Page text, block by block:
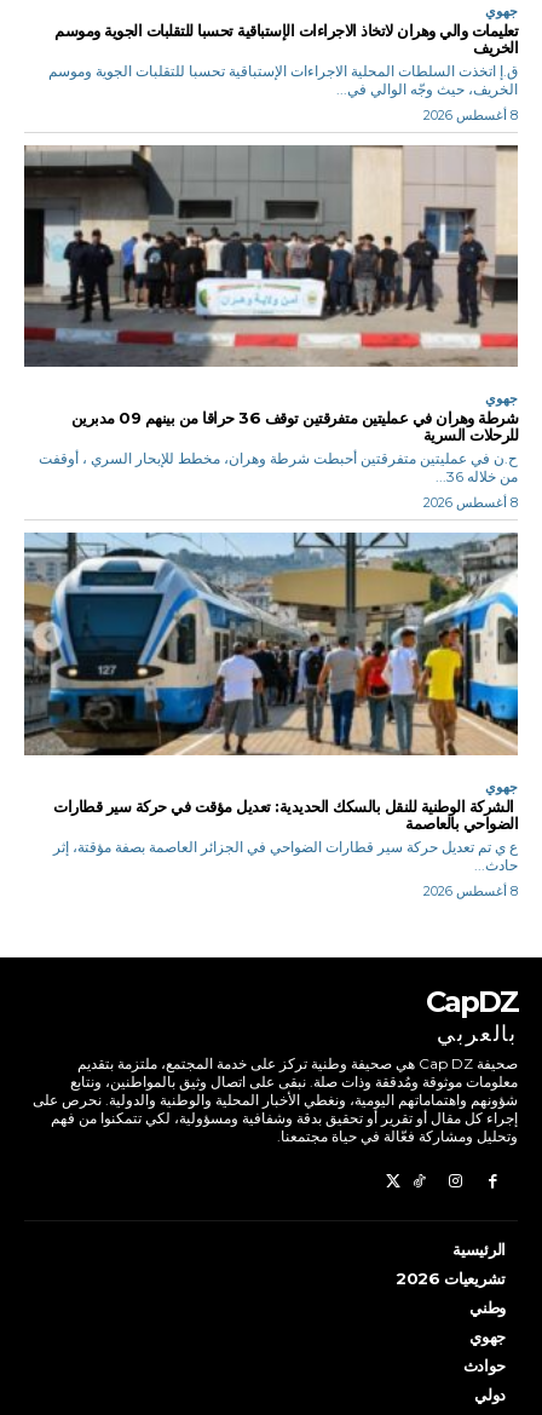
جهوي
تعليمات والي وهران لاتخاذ الاجراءات الإستباقية تحسبا للتقلبات الجوية وموسم
الخريف
ق.إ اتخذت السلطات المحلية الاجراءات الإستباقية تحسبا للتقلبات الجوية وموسم
الخريف، حيث وجّه الوالي في...
8 أغسطس 2026
جهوي
شرطة وهران في عمليتين متفرقتين توقف 36 حراقا من بينهم 09 مدبرين
للرحلات السرية
ح.ن في عمليتين متفرقتين أحبطت شرطة وهران، مخطط للإبحار السري ، أوقفت
من خلاله 36...
8 أغسطس 2026
جهوي
الشركة الوطنية للنقل بالسكك الحديدية: تعديل مؤقت في حركة سير قطارات
الضواحي بالعاصمة
ع ي تم تعديل حركة سير قطارات الضواحي في الجزائر العاصمة بصفة مؤقتة، إثر
حادث...
8 أغسطس 2026
CapDZ
بالعربي
صحيفة Cap DZ هي صحيفة وطنية تركز على خدمة المجتمع، ملتزمة بتقديم
معلومات موثوقة ومُدققة وذات صلة. نبقى على اتصال وثيق بالمواطنين، ونتابع
شؤونهم واهتماماتهم اليومية، ونغطي الأخبار المحلية والوطنية والدولية. نحرص على
إجراء كل مقال أو تقرير أو تحقيق بدقة وشفافية ومسؤولية، لكي تتمكنوا من فهم
وتحليل ومشاركة فعّالة في حياة مجتمعنا.
الرئيسية
تشريعيات 2026
وطني
جهوي
حوادث
دولي